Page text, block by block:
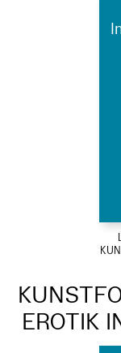
EROTIK